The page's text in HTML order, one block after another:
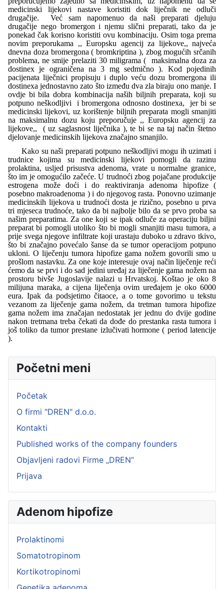
medicinski lijekovi nastave koristiti dok liječnik ne odluči
drugačije. Već sam napomenuo da naši preparati djeluju
drugačije nego bromergon i njemu slični preparati, tako da je
ponekad čak korisno koristiti ovu kombinaciju. Osim toga prema
novim preporukama ,,Europsku agencij za lijekove,, najveća
dnevna doza bromergona ( bromkriptina ), zbog mogućih srčanih
problema, ne smije prelaziti 30 miligrama ( maksimalna doza za
dostinex je ograničena na 3 mg sedmično ). Kod pojedinih
pacijenata liječnici propisuju i duplo veću dozu bromergona ili
dostinexa jednostavno zato što između dva zla biraju ono manje. I
ovdje bi bila dobra kombinacija naših biljnih preparata, koji su
potpuno neškodljivi i bromergona odnosno dostinexa, jer bi se
medicinski lijekovi, uz korištenje biljnih preparata mogli smanjiti
na maksimalnu dozu koju preporučuje ,,Europsku agencij za
lijekove,, ( uz saglasnost liječnika ), te bi se na taj način štetno
djelovanje medicinskih lijekova značajno smanjilo.
Kako su naši preparati potpuno neškodljivi mogu ih uzimati i
trudnice kojima su medicinski lijekovi pomogli da razinu
prolaktina, usljed prisustva adenoma, vrate u normalne granice,
što im je omogućilo začeće. U trudnoći zbog pojačane produkcije
estrogena može doći i do reaktiviranja adenoma hipofize (
posebno makroadenoma ) i do njegovog rasta. Ponovno uzimanje
medicinskih lijekova u trudnoći dosta je rizično, posebno u prva
tri mjeseca trudnoće, tako da bi najbolje bilo da se prvo proba sa
našim preparatima. Za one koji se ipak odluče za operaciju biljni
preparat bi pomogli utoliko što bi mogli smanjiti masu tumora, a
prije svega njegove infiltrate koji urastaju duboko u zdravo tkivo,
što bi značajno povećalo šanse da se tumor operacijom potpuno
ukloni. O liječenju tumora hipofize gama nožem govorili smo u
prošlom nastavku. Za one koje interesuje ovaj način liječenje reći
ćemo da se prvi i do sad jedini uređaj za liječenje gama nožem na
prostoru bivše Jugoslavije nalazi u Hrvatskoj. Koštao je oko 8
milijuna maraka, a cijena liječenja ovim uređajem je oko 6000
eura. Ipak da podsjetimo čitaoce, a o tome govorimo u tekstu
vezanom za liječenje gama nožem, da tretman tumora hipofize
gama nožem ima značajan nedostatak jer jednu do dvije godine
nakon tretmana treba čekati da dođe do prestanka rasta tumora i
još toliko da tumor prestane izlučivati hormone ( period latencije
).
Početni meni
Početak
O firmi "DREN" d.o.o.
Kontakti
Published works of the company founders
Objavljeni radovi Firme „DREN“
Prijava
Adenom hipofize
Prolaktinomi
Somatotropinom
Kortikotropinomi